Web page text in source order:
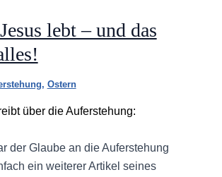
lebt – und das
, Ostern
über die Auferstehung:
der Glaube an die Auferstehung
ein weiterer Artikel seines